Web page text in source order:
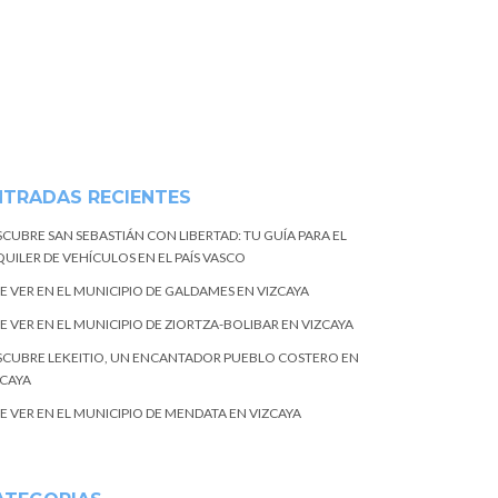
RECIENTES
SAN SEBASTIÁN CON LIBERTAD: TU GUÍA PARA EL
DE VEHÍCULOS EN EL PAÍS VASCO
VER EN EL MUNICIPIO DE GALDAMES EN VIZCAYA
VER EN EL MUNICIPIO DE ZIORTZA-BOLIBAR EN VIZCAYA
LEKEITIO, UN ENCANTADOR PUEBLO COSTERO EN
VER EN EL MUNICIPIO DE MENDATA EN VIZCAYA